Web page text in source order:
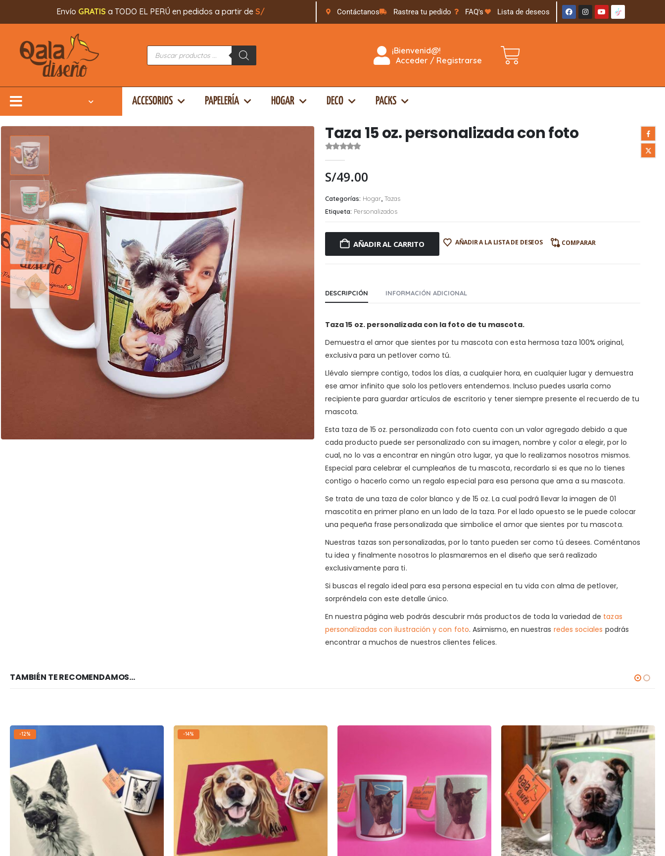
EnvíoGRATISa TODO EL PERÚ en pedidos a partir deS/ 169 Contáctanos Rastrea tu pedido FAQ's Lista de deseos
¡Bienvenid@!
Acceder / Registrarse
ACCESORIOS PAPELERÍA HOGAR DECO PACKS
Taza 15 oz. personalizada con foto
S/49.00
Categorías: Hogar Tazas
Etiqueta: Personalizados
AÑADIR AL CARRITO AÑADIR A LA LISTA DE DESEOS COMPARAR
DESCRIPCIÓN INFORMACIÓN ADICIONAL
Taza 15 oz. personalizada con la foto de tu mascota.
Demuestra el amor que sientes por tu mascota con esta hermosa taza 100% original,
exclusiva para un petlover como tú.
Llévalo siempre contigo, todos los días, a cualquier hora, en cualquier lugar y demuestra
ese amor infinito que solo los petlovers entendemos. Incluso puedes usarla como
recipiente para guardar artículos de escritorio y tener siempre presente el recuerdo de tu
mascota.
Esta taza de 15 oz. personalizada con foto cuenta con un valor agregado debido a que
cada producto puede ser personalizado con su imagen, nombre y color a elegir, por lo
cual, no lo vas a encontrar en ningún otro lugar, ya que lo realizamos nosotros mismos.
Especial para celebrar el cumpleaños de tu mascota, recordarlo si es que no lo tienes
contigo o hacerlo como un regalo especial para esa persona que ama a su mascota.
Se trata de una taza de color blanco y de 15 oz. La cual podrá llevar la imagen de 01
mascotita en primer plano en un lado de la taza. Por el lado opuesto se le puede colocar
una pequeña frase personalizada que simbolice el amor que sientes por tu mascota.
Nuestras tazas son personalizadas, por lo tanto pueden ser como tú desees. Coméntanos
tu idea y finalmente nosotros lo plasmaremos en el diseño que será realizado
exclusivamente para ti.
Si buscas el regalo ideal para esa persona especial en tu vida con alma de petlover,
sorpréndela con este detalle único.
En nuestra página web podrás descubrir más productos de toda la variedad de tazas
personalizadas con ilustración y con foto. Asimismo, en nuestras redes sociales podrás
encontrar a muchos de nuestros clientes felices.
TAMBIÉN TE RECOMENDAMOS…
-12% -14%